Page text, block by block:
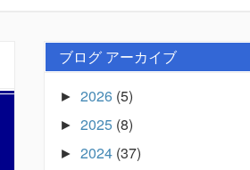
ブログ アーカイブ
► 2026 (5)
► 2025 (8)
► 2024 (37)